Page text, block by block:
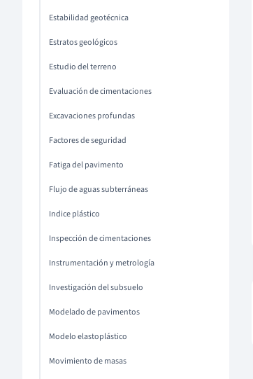
Estabilidad geotécnica
Estratos geológicos
Estudio del terreno
Evaluación de cimentaciones
Excavaciones profundas
Factores de seguridad
Fatiga del pavimento
Flujo de aguas subterráneas
Indice plástico
Inspección de cimentaciones
Instrumentación y metrología
Investigación del subsuelo
Modelado de pavimentos
Modelo elastoplástico
Movimiento de masas